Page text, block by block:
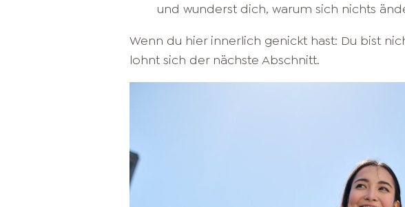
und wunderst dich, warum sich nichts
Wenn du hier innerlich genickt hast: Du bist
lohnt sich der nächste Abschnitt.